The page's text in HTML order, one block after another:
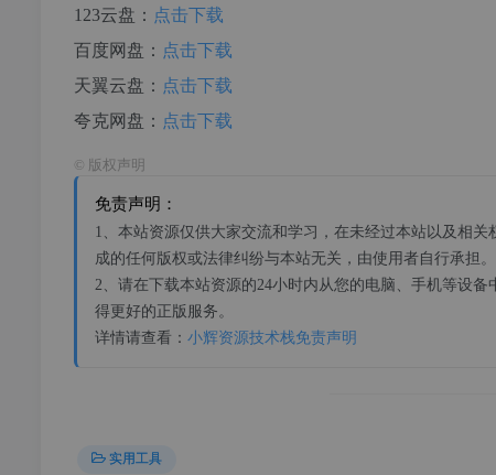
123云盘： 点击下载
百度网盘： 点击下载
天翼云盘： 点击下载
夸克网盘： 点击下载
© 版权声明
免责声明：
1、本站资源仅供大家交流和学习，在未经过本站以及相
成的任何版权或法律纠纷与本站无关，由使用者自行承担。
2、请在下载本站资源的24小时内从您的电脑、手机等设
得更好的正版服务。
详情请查看： 小辉资源技术栈免责声明
实用工具